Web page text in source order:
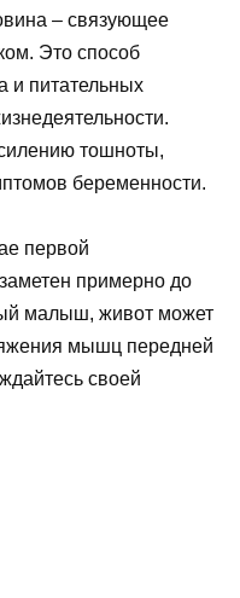
– связующее
Это способ
и питательных
тошноты,
беременности.
первой
примерно до
малыш, живот может
мышц передней
своей